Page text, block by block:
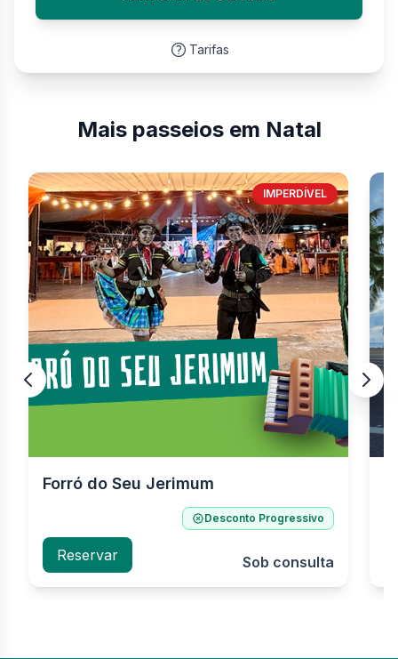
Tarifas
Mais passeios em Natal
IMPERDÍVEL
Forró do Seu Jerimum
Desconto Progressivo
Reservar Sob consulta